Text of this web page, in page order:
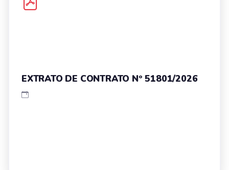
EXTRATO DE CONTRATO Nº 51801/2026